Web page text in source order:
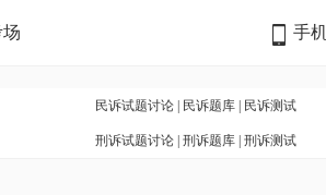
手
民诉试题讨论| 民诉题库| 民诉测试
刑诉试题讨论| 刑诉题库| 刑诉测试